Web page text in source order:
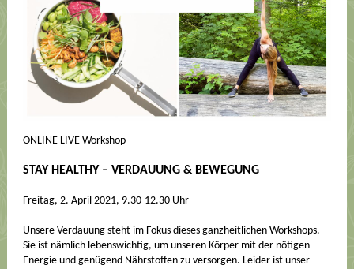
ONLINE LIVE Workshop
STAY HEALTHY – VERDAUUNG & BEWEGUNG
Freitag, 2. April 2021, 9.30-12.30 Uhr
Unsere Verdauung steht im Fokus dieses ganzheitlichen Workshops.
Sie ist nämlich lebenswichtig, um unseren Körper mit der nötigen
Energie und genügend Nährstoffen zu versorgen. Leider ist unser